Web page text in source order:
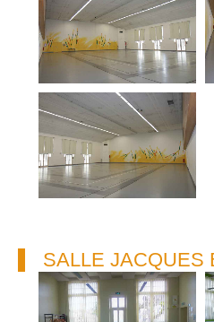
SALLE JACQUES